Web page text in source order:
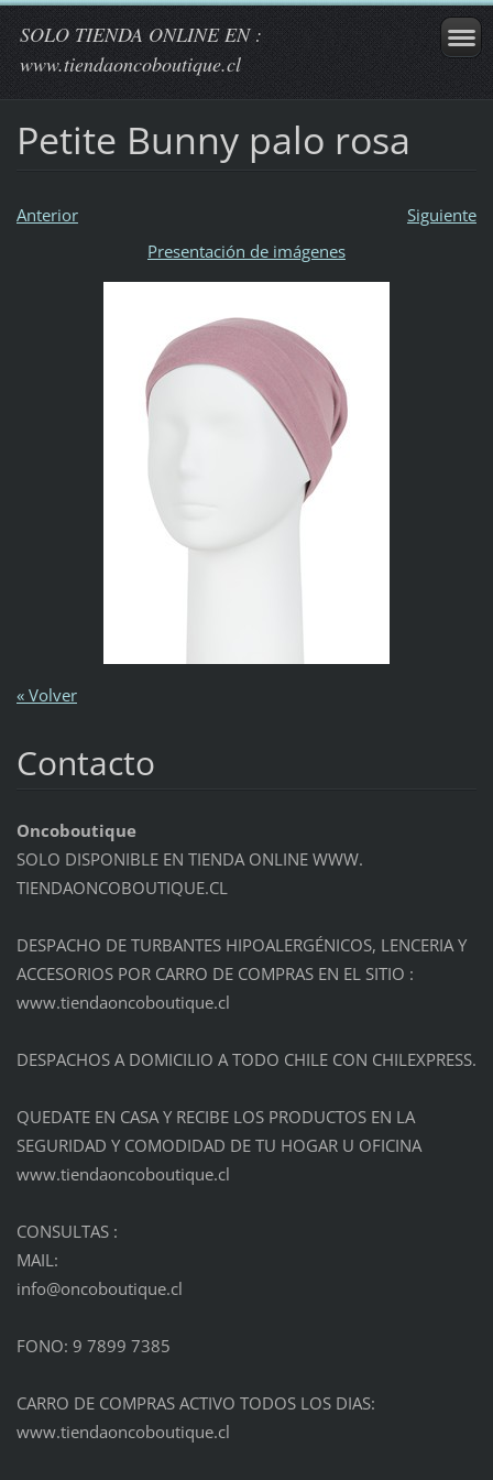
SOLO TIENDA ONLINE EN :
www.tiendaoncoboutique.cl
Petite Bunny palo rosa
Anterior
Siguiente
Presentación de imágenes
« Volver
Contacto
Oncoboutique
SOLO DISPONIBLE EN TIENDA ONLINE WWW.
TIENDAONCOBOUTIQUE.CL
DESPACHO DE TURBANTES HIPOALERGÉNICOS, LENCERIA Y
ACCESORIOS POR CARRO DE COMPRAS EN EL SITIO :
www.tiendaoncoboutique.cl
DESPACHOS A DOMICILIO A TODO CHILE CON CHILEXPRESS.
QUEDATE EN CASA Y RECIBE LOS PRODUCTOS EN LA
SEGURIDAD Y COMODIDAD DE TU HOGAR U OFICINA
www.tiendaoncoboutique.cl
CONSULTAS :
MAIL:
info@oncoboutique.cl
FONO: 9 7899 7385
CARRO DE COMPRAS ACTIVO TODOS LOS DIAS:
www.tiendaoncoboutique.cl